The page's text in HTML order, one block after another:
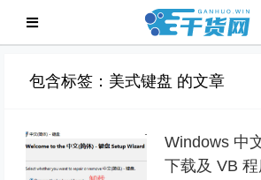
包含标签：美式键盘 的文章
Windows 中
下载及 VB